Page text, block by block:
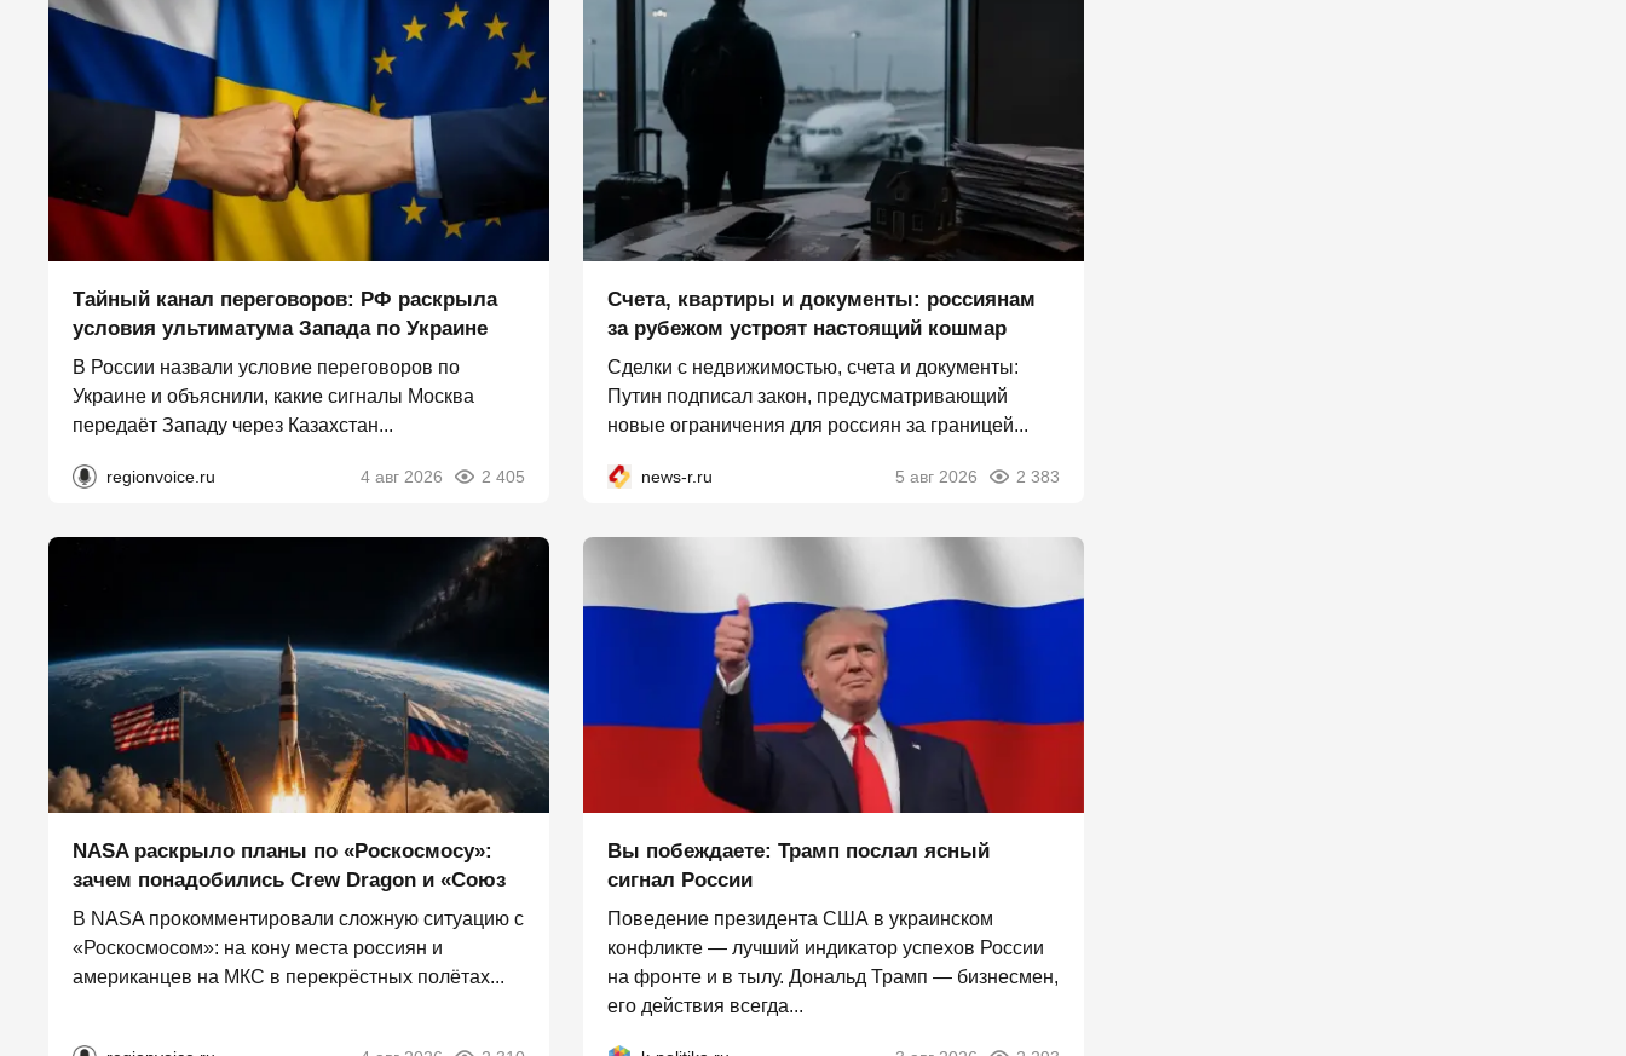
Тайный канал переговоров: РФ раскрыла
условия ультиматума Запада по Украине
В России назвали условие переговоров по
Украине и объяснили, какие сигналы Москва
передаёт Западу через Казахстан...
regionvoice.ru 4 авг 2026 2 405
Счета, квартиры и документы: россиянам
за рубежом устроят настоящий кошмар
Сделки с недвижимостью, счета и документы:
Путин подписал закон, предусматривающий
новые ограничения для россиян за границей...
news-r.ru 5 авг 2026 2 383
NASA раскрыло планы по «Роскосмосу»:
зачем понадобились Crew Dragon и «Союз
В NASA прокомментировали сложную ситуацию с
«Роскосмосом»: на кону места россиян и
американцев на МКС в перекрёстных полётах...
Вы побеждаете: Трамп послал ясный
сигнал России
Поведение президента США в украинском
конфликте — лучший индикатор успехов России
на фронте и в тылу. Дональд Трамп — бизнесмен,
его действия всегда...